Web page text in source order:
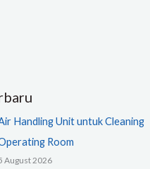
Handling Unit untuk Cleaning
Room
August 2026